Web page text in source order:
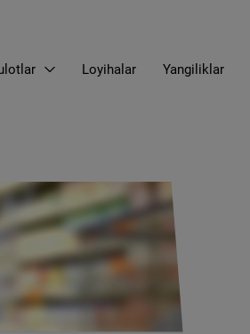
Loyihalar Yangiliklar